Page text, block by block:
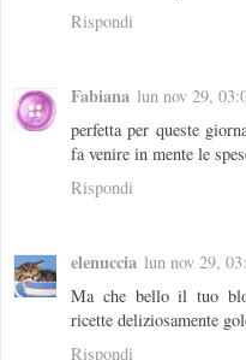
Rispondi
Fabiana lun nov 29,
perfetta per queste
fa venire in mente le
Rispondi
elenuccia lun nov 29,
Ma che bello il tuo
ricette deliziosamente
Rispondi